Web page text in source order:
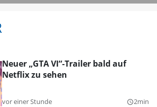
Neuer „GTA VI“-Trailer bald auf
Netflix zu sehen
vor einer Stunde query_builder2min